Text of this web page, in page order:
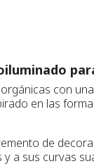
con
en las
de
a sus curvas